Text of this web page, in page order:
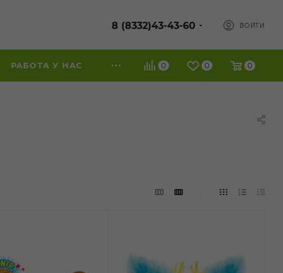
8 (8332)43-43-60 ВОЙТИ
0 0 0
РАБОТА У НАС